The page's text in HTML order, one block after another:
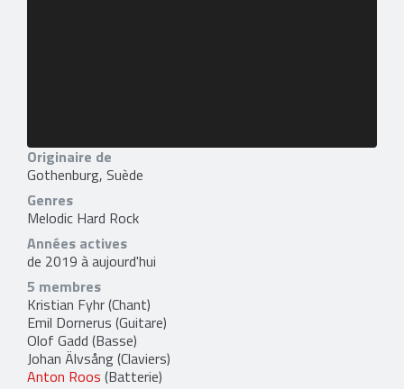
Originaire de
Gothenburg, Suède
Genres
Melodic Hard Rock
Années actives
de 2019 à aujourd'hui
5 membres
Kristian Fyhr(Chant)
Emil Dornerus (Guitare)
Olof Gadd (Basse)
Johan Älvsång(Claviers)
Anton Roos (Batterie)